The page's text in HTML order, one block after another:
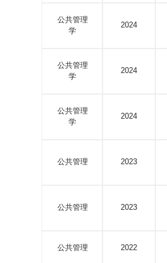
公共管理
学
2024
公共管理
学
2024
公共管理
学
2024
公共管理 2023
公共管理 2023
公共管理 2022